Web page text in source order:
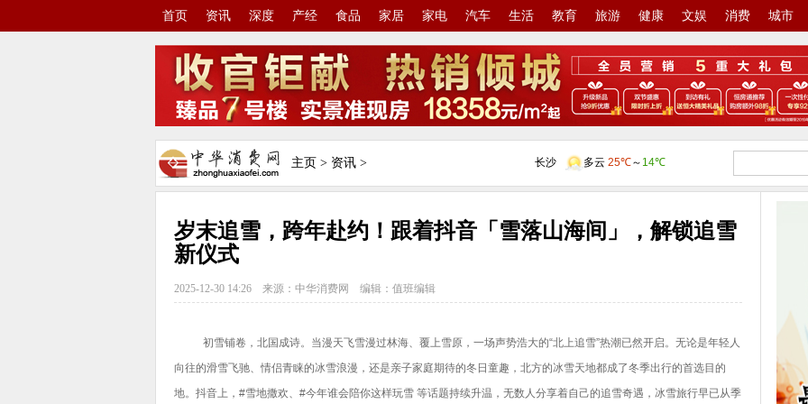
首页 资讯 深度 产经 食品 家居 家电 汽车 生活 教育 旅游 健康 文娱 消费 城市
主页 > 资讯 >
岁末追雪，跨年赴约！跟着抖音「雪落山海间」，解锁追雪
新仪式
2025-12-30 14:26 来源：中华消费网 编辑：值班编辑
初雪铺卷，北国成诗。当漫天飞雪漫过林海、覆上雪原，一场声势浩大的“北上追雪”热潮已然开启。无论是年轻人
向往的滑雪飞驰、情侣青睐的冰雪浪漫，还是亲子家庭期待的冬日童趣，北方的冰雪天地都成了冬季出行的首选目的
地。抖音上，#雪地撒欢、#今年谁会陪你这样玩雪 等话题持续升温，无数人分享着自己的追雪奇遇，冰雪旅行早已从季